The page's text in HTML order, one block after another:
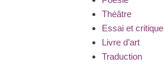
Théâtre
Essai et critique
Livre d’art
Traduction